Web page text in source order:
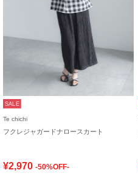
SALE
Te chichi
フクレジャガードナロースカート
¥2,970 -50%OFF-